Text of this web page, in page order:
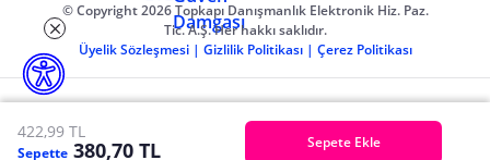
422,99 TL
Sepette 380,70 TL Sepete Ekle
© Copyright 2026 Topkapı Danışmanlık Elektronik Hiz. Paz.
Tic. A.Ş. Her hakkı saklıdır.
Üyelik Sözleşmesi | Gizlilik Politikası | Çerez Politikası